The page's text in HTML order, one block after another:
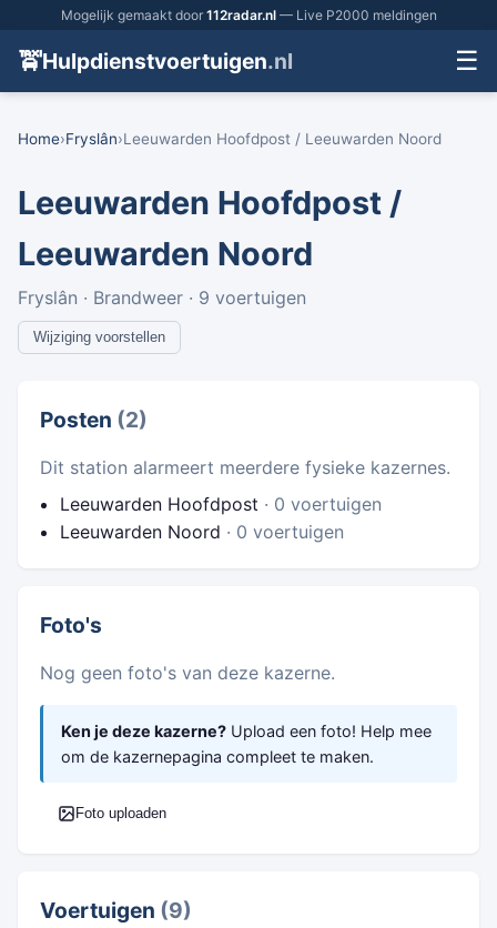
Mogelijk gemaakt door 112radar.nl— Live P2000 meldingen
🚖Hulpdienstvoertuigen.nl ☰
Home›Fryslân›Leeuwarden Hoofdpost / Leeuwarden Noord
Leeuwarden Hoofdpost /
Leeuwarden Noord
Fryslân · Brandweer · 9 voertuigen
Wijziging voorstellen
Posten (2)
Dit station alarmeert meerdere fysieke kazernes.
Leeuwarden Hoofdpost · 0 voertuigen
Leeuwarden Noord · 0 voertuigen
Foto's
Nog geen foto's van deze kazerne.
Ken je deze kazerne? Upload een foto! Help mee
om de kazernepagina compleet te maken.
Foto uploaden
Voertuigen (9)